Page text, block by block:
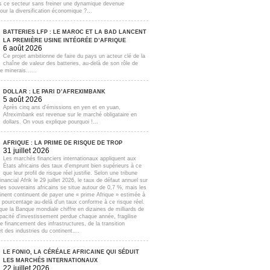
ce secteur sans freiner une dynamique devenue
la diversification économique ?...
BATTERIES LFP : LE MAROC ET LA BAD LANCENT
LA PREMIÈRE USINE INTÉGRÉE D’AFRIQUE
6 août 2026
Ce projet ambitionne de faire du pays un acteur clé de la
chaîne de valeur des batteries, au-delà de son rôle de
minerais......
DOLLAR : LE PARI D’AFREXIMBANK
5 août 2026
Après cinq ans d'émissions en yen et en yuan,
Afreximbank est revenue sur le marché obligataire en
dollars. On vous explique pourquoi !...
AFRIQUE : LA PRIME DE RISQUE DE TROP
31 juillet 2026
Les marchés financiers internationaux appliquent aux
États africains des taux d'emprunt bien supérieurs à ce
que leur profil de risque réel justifie. Selon une tribune
Afrik le 29 juillet 2026, le taux de défaut annuel sur
souverains africains se situe autour de 0,7 %, mais les
continuent de payer une « prime Afrique » estimée à
au-delà d'un taux conforme à ce risque réel.
la Banque mondiale chiffre en dizaines de milliards de
d'investissement perdue chaque année, fragilise
financement des infrastructures, de la transition
des industries du continent....
LE FONIO, LA CÉRÉALE AFRICAINE QUI SÉDUIT
LES MARCHÉS INTERNATIONAUX
22 juillet 2026